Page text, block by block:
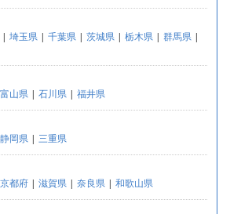
| 埼玉県 | 千葉県 | 茨城県 | 栃木県 | 群馬県 |
富山県 | 石川県 | 福井県
静岡県 | 三重県
京都府 | 滋賀県 | 奈良県 | 和歌山県